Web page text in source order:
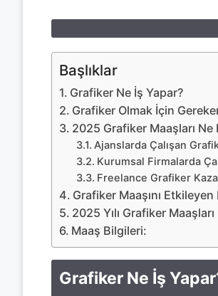
Başlıklar
Grafiker Ne İş Yapar?
Grafiker Olmak İçin
2025 Grafiker Maaşları Ne
Ajanslarda Çalışan
Kurumsal Firmalarda
Freelance Grafiker
Grafiker Maaşını
2025 Yılı Grafiker Maaşları
Maaş Bilgileri:
Grafiker Ne İş